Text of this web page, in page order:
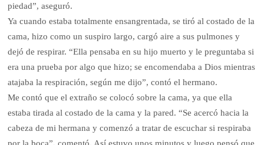
piedad”, aseguró.
Ya cuando estaba totalmente ensangrentada, se tiró al costado de la
cama, hizo como un suspiro largo, cargó aire a sus pulmones y
dejó de respirar. “Ella pensaba en su hijo muerto y le preguntaba si
era una prueba por algo que hizo; se encomendaba a Dios mientras
atajaba la respiración, según me dijo”, contó el hermano.
Me contó que el extraño se colocó sobre la cama, ya que ella
estaba tirada al costado de la cama y la pared. “Se acercó hacia la
cabeza de mi hermana y comenzó a tratar de escuchar si respiraba